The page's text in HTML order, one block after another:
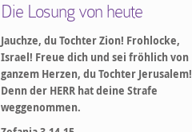
Die Losung von heute
Jauchze, du Tochter Zion! Frohlocke,
Israel! Freue dich und sei fröhlich von
ganzem Herzen, du Tochter Jerusalem!
Denn der HERR hat deine Strafe
weggenommen.